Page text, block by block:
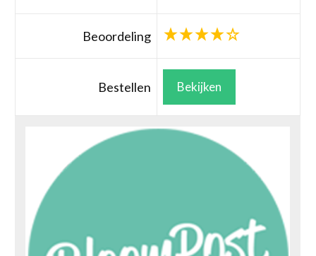
Beoordeling
Bestellen Bekijken